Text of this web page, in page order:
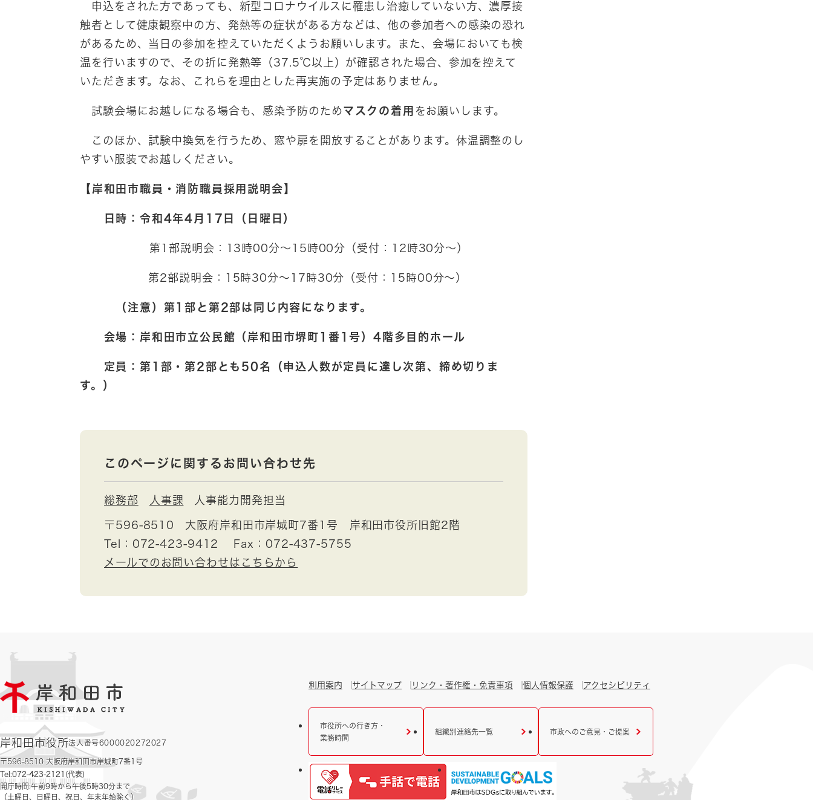
申込をされた方であっても、新型コロナウイルスに罹患し治癒していない方、濃厚接
触者として健康観察中の方、発熱等の症状がある方などは、他の参加者への感染の恐れ
があるため、当日の参加を控えていただくようお願いします。また、会場においても検
温を行いますので、その折に発熱等（37.5℃以上）が確認された場合、参加を控えて
いただきます。なお、これらを理由とした再実施の予定はありません。
試験会場にお越しになる場合も、感染予防のためマスクの着用 をお願いします。
このほか、試験中換気を行うため、窓や扉を開放することがあります。体温調整のし
やすい服装でお越しください。
【岸和田市職員・消防職員採用説明会】
日時：令和4年4月17日（日曜日）
第1部説明会：13時00分～15時00分（受付：12時30分～）
第2部説明会：15時30分～17時30分（受付：15時00分～）
（注意）第1部と第2部は同じ内容になります。
会場：岸和田市立公民館（岸和田市堺町1番1号）4階多目的ホール
定員：第1部・第2部とも50名（申込人数が定員に達し次第、締め切りま
す。）
このページに関するお問い合わせ先
総務部 人事課 人事能力開発担当
〒596-8510
大阪府岸和田市岸城町7番1号 岸和田市役所旧館2階
Tel：072-423-9412
Fax：072-437-5755
メールでのお問い合わせはこちらから
岸和田市役所法人番号6000020272027
〒596-8510 大阪府岸和田市岸城町7番1号
Tel:072-423-2121(代表)
開庁時間:午前9時から午後5時30分まで
（土曜日、日曜日、祝日、年末年始除く）
利用案内 サイトマップ リンク・著作権・免責事項 個人情報保護 アクセシビリティ
市役所への行き方・
業務時間
組織別連絡先一覧 市政へのご意見・ご提案